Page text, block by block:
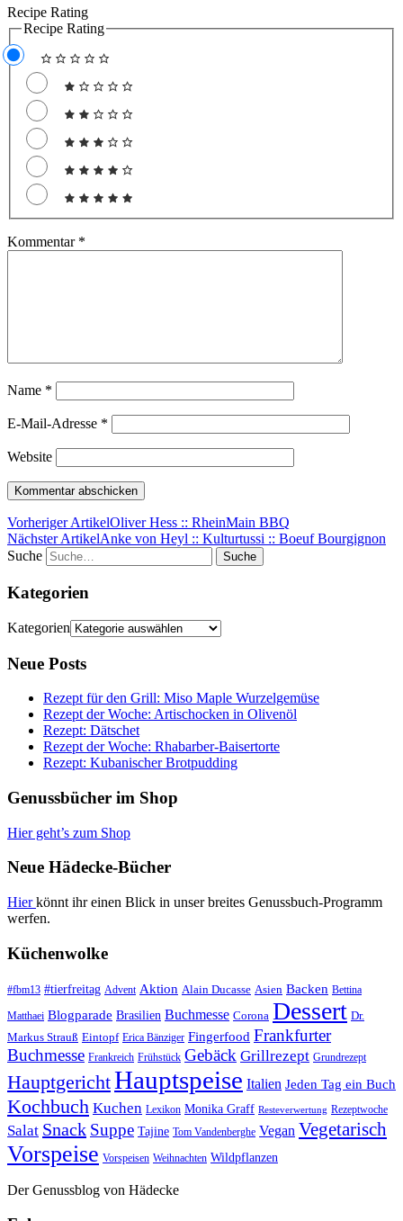
Recipe Rating
Recipe Rating
Kommentar *
Name *
E-Mail-Adresse *
Website
Vorheriger ArtikelOliver Hess :: RheinMain BBQ
Nächster ArtikelAnke von Heyl :: Kulturtussi :: Boeuf Bourgignon
Suche
Kategorien
Kategorien
Neue Posts
Rezept für den Grill: Miso Maple Wurzelgemüse
Rezept der Woche: Artischocken in Olivenöl
Rezept: Dätschet
Rezept der Woche: Rhabarber-Baisertorte
Rezept: Kubanischer Brotpudding
Genussbücher im Shop
Hier geht’s zum Shop
Neue Hädecke-Bücher
Hierkönnt ihr einen Blick in unser breites Genussbuch-Programm
werfen.
Küchenwolke
#fbm13 #tierfreitag Advent Aktion Alain Ducasse Asien Backen Bettina
Matthaei Blogparade Brasilien Buchmesse Corona Dessert Dr.
Markus Strauß Eintopf Erica Bänziger Fingerfood Frankfurter
Buchmesse Frankreich Frühstück Gebäck Grillrezept Grundrezept
HauptgerichtHauptspeise Italien Jeden Tag ein Buch
Kochbuch Kuchen Lexikon Monika Graff Resteverwertung Rezeptwoche
Salat Snack Suppe Tajine Tom Vandenberghe Vegan Vegetarisch
Vorspeise Vorspeisen Weihnachten Wildpflanzen
Der Genussblog von Hädecke